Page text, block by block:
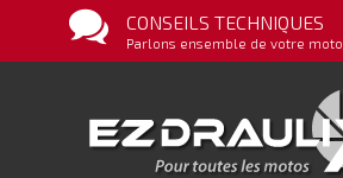
CONSEILS TECHNIQUES
Parlons ensemble de votre moto